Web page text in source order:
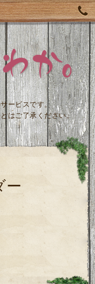
ービスです。
はご了承ください。